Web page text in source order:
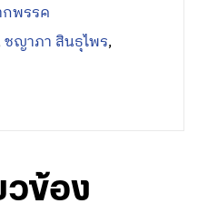
กพรรค
ชญาภา สินธุไพร,
วข้อง